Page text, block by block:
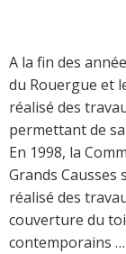
A la fin des
du Rouergue et
réalisé des
permettant de
En 1998, la
Grands Causses
réalisé des
couverture du
contemporains …